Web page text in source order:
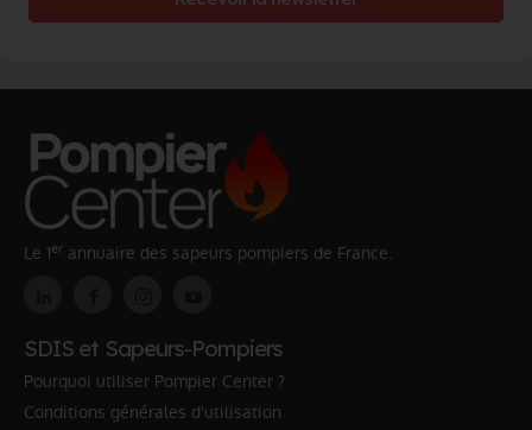
Le 1er annuaire des sapeurs pompiers de France.
SDIS et Sapeurs-Pompiers
Pourquoi utiliser Pompier Center ?
Conditions générales d'utilisation